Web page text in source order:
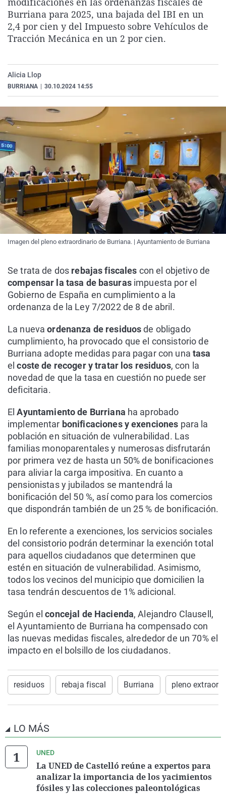
La rosa de los vientos
Gente viajera
Como el perro y el
Caso
Retornados
Equipo de
Extremadura
Galicia
La Rioja
Virales
Televisión
Elecciones
Burriana para 2025, una bajada del IBI en un
2,4 por cien y del Impuesto sobre Vehículos de
Tracción Mecánica en un 2 por cien.
Alicia Llop
BURRIANA 30.10.2024 14:55
Imagen del pleno extraordinario de Burriana. | Ayuntamiento de Burriana
Se trata de dos rebajas fiscales con el objetivo de
compensar la tasa de basurasimpuesta por el
Gobierno de España en cumplimiento a la
ordenanza de la Ley 7/2022 de 8 de abril.
La nuevaordenanza de residuosde obligado
cumplimiento, ha provocado que el consistorio de
Burriana adopte medidas para pagar con unatasa
elcoste de recoger y tratar los residuos, con la
novedad de que la tasa en cuestión no puede ser
deficitaria.
ElAyuntamiento de Burriana ha aprobado
implementar bonificaciones y exenciones para la
población en situación de vulnerabilidad. Las
familias monoparentales y numerosas disfrutarán
por primera vez de hasta un 50% de bonificaciones
para aliviar la carga impositiva. En cuanto a
pensionistas y jubilados se mantendrá la
bonificación del 50 %, así como para los comercios
que dispondrán también de un 25 % de bonificación.
En lo referente a exenciones, los servicios sociales
del consistorio podrán determinar la exención total
para aquellos ciudadanos que determinen que
estén en situación de vulnerabilidad. Asimismo,
todos los vecinos del municipio que domicilien la
tasa tendrán descuentos de 1% adicional.
Según elconcejal de Hacienda, Alejandro Clausell,
el Ayuntamiento de Burriana ha compensado con
las nuevas medidas fiscales, alrededor de un 70% el
impacto en el bolsillo de los ciudadanos.
residuos rebaja fiscal Burriana pleno
LO MÁS
UNED
La UNED de Castelló reúne a expertos para
analizar la importancia de los yacimientos
fósiles y las colecciones paleontológicas